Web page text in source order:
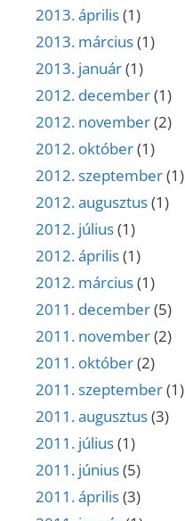
2013. április(1)
2013. március(1)
2013. január(1)
2012. december(1)
2012. november(2)
2012. október(1)
2012. szeptember(1)
2012. augusztus(1)
2012. július(1)
2012. április(1)
2012. március(1)
2011. december(5)
2011. november(2)
2011. október(2)
2011. szeptember(1)
2011. augusztus(3)
2011. július(1)
2011. június(5)
2011. április(3)